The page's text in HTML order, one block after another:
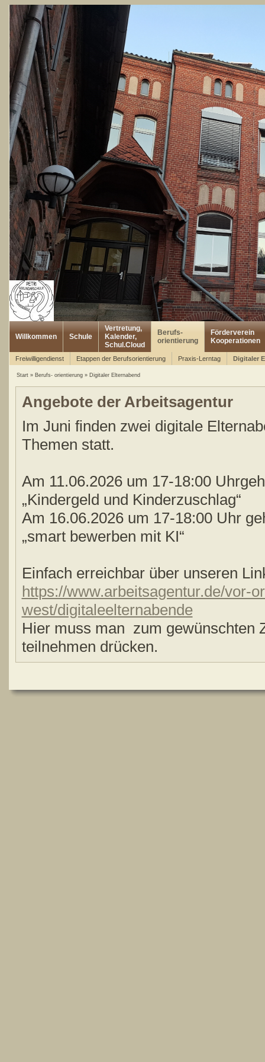
Willkommen Schule
Vertretung,
Kalender,
Schul.Cloud
Berufs-
orientierung
Förderverein
Kooperationen
Freiwilligendienst Etappen der Berufsorientierung Praxis-Lerntag Digitaler
Start» Berufs- orientierung» Digitaler Elternabend
Angebote der Arbeitsagentur
Im Juni finden zwei digitale
Themen statt.
Am 11.06.2026 um 17-18:00
„Kindergeld und Kinderzuschlag“
Am 16.06.2026 um 17-18:00 Uhr
„smart bewerben mit KI“
Einfach erreichbar über unseren
https://www.arbeitsagentur.de/vor-
west/digitaleelternabende
Hier muss man zum gewünschten
teilnehmen drücken.